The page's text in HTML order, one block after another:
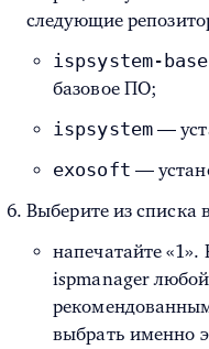
следующие
ispsystem-base
базовое ПО;
ispsystem—
exosoft —
Выберите из списка
напечатайте «1».
ispmanager
выбрать именно